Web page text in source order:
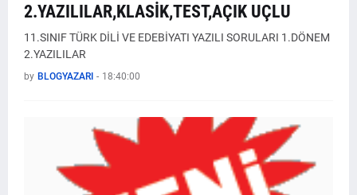
2.YAZILILAR,KLASİK,TEST,AÇIK UÇLU
11.SINIF TÜRK DİLİ VE EDEBİYATI YAZILI SORULARI 1.DÖNEM
2.YAZILILAR
by BLOGYAZARI - 18:40:00